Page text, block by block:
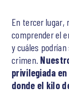
En tercer lugar,
comprender el
y cuáles
crimen.
privilegiada
donde el kilo